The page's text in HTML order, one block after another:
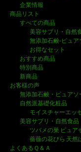
ョ
企業情報
商品リスト
すべての商品
美容サプリ・自然
無添加石鹸-ピュア
お得なセット
おすすめ商品
特別商品
新商品
お客様の声
無添加石鹸・ピュアソ
自然派基礎化粧品
モイスチャーエッ
美容サプリ・自然食品
ツバメの巣 ピュア
薔薇の花びら 天然
よくあるＱ＆Ａ